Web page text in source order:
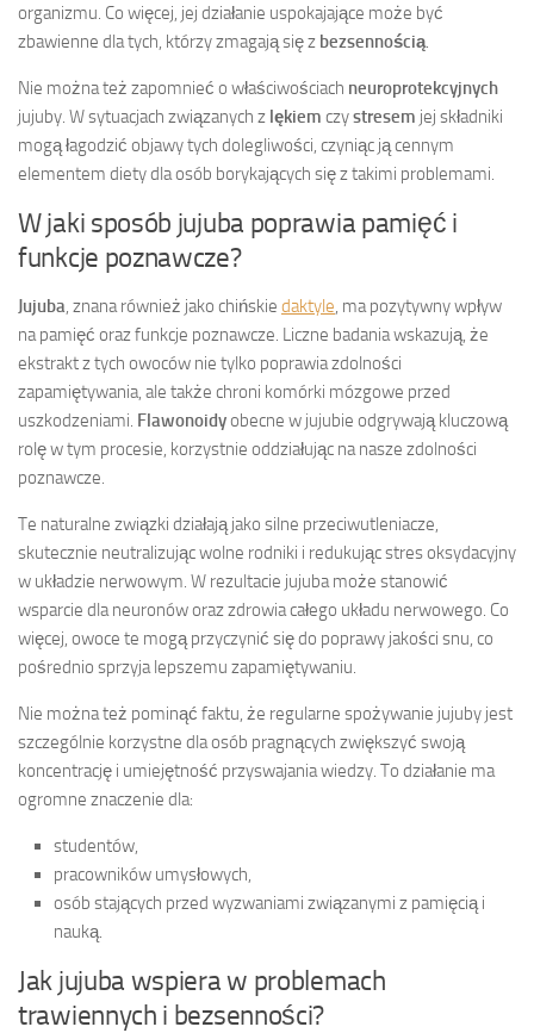
organizmu. Co więcej, jej działanie uspokajające może być
zbawienne dla tych, którzy zmagają się z bezsennością.
Nie można też zapomnieć o właściwościach neuroprotekcyjnych
jujuby. W sytuacjach związanych z lękiem czystresem jej składniki
mogą łagodzić objawy tych dolegliwości, czyniąc ją cennym
elementem diety dla osób borykających się z takimi problemami.
W jaki sposób jujuba poprawia pamięć i
funkcje poznawcze?
Jujuba, znana również jako chińskie daktyle, ma pozytywny wpływ
na pamięć oraz funkcje poznawcze. Liczne badania wskazują, że
ekstrakt z tych owoców nie tylko poprawia zdolności
zapamiętywania, ale także chroni komórki mózgowe przed
uszkodzeniami. Flawonoidyobecne w jujubie odgrywają kluczową
rolę w tym procesie, korzystnie oddziałując na nasze zdolności
poznawcze.
Te naturalne związki działają jako silne przeciwutleniacze,
skutecznie neutralizując wolne rodniki i redukując stres oksydacyjny
w układzie nerwowym. W rezultacie jujuba może stanowić
wsparcie dla neuronów oraz zdrowia całego układu nerwowego. Co
więcej, owoce te mogą przyczynić się do poprawy jakości snu, co
pośrednio sprzyja lepszemu zapamiętywaniu.
Nie można też pominąć faktu, że regularne spożywanie jujuby jest
szczególnie korzystne dla osób pragnących zwiększyć swoją
koncentrację i umiejętność przyswajania wiedzy. To działanie ma
ogromne znaczenie dla:
studentów,
pracowników umysłowych,
osób stających przed wyzwaniami związanymi z pamięcią i
nauką.
Jak jujuba wspiera w problemach
trawiennych i bezsenności?